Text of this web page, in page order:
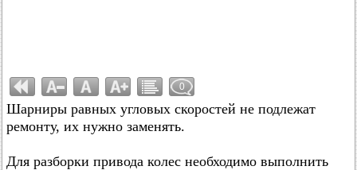
0
Шарниры равных угловых скоростей не подлежат
ремонту, их нужно заменять.
Для разборки привода колес необходимо выполнить